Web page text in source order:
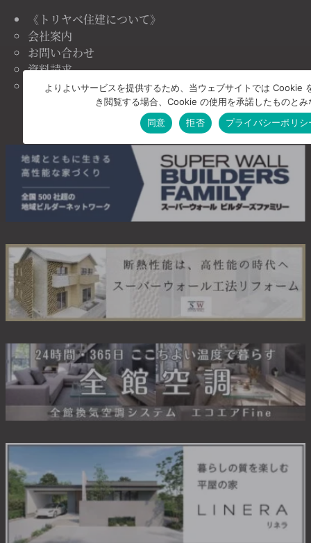
《トリヤベ住建について》
会社案内
お問い合わせ
資料請求
プライバシーポリシー
よりよいサービスを提供するため、当ウェブサイトでは Cookie
き閲覧する場合、Cookie の使用を承諾したものとみ
同意
拒否 プライバシーポリシ